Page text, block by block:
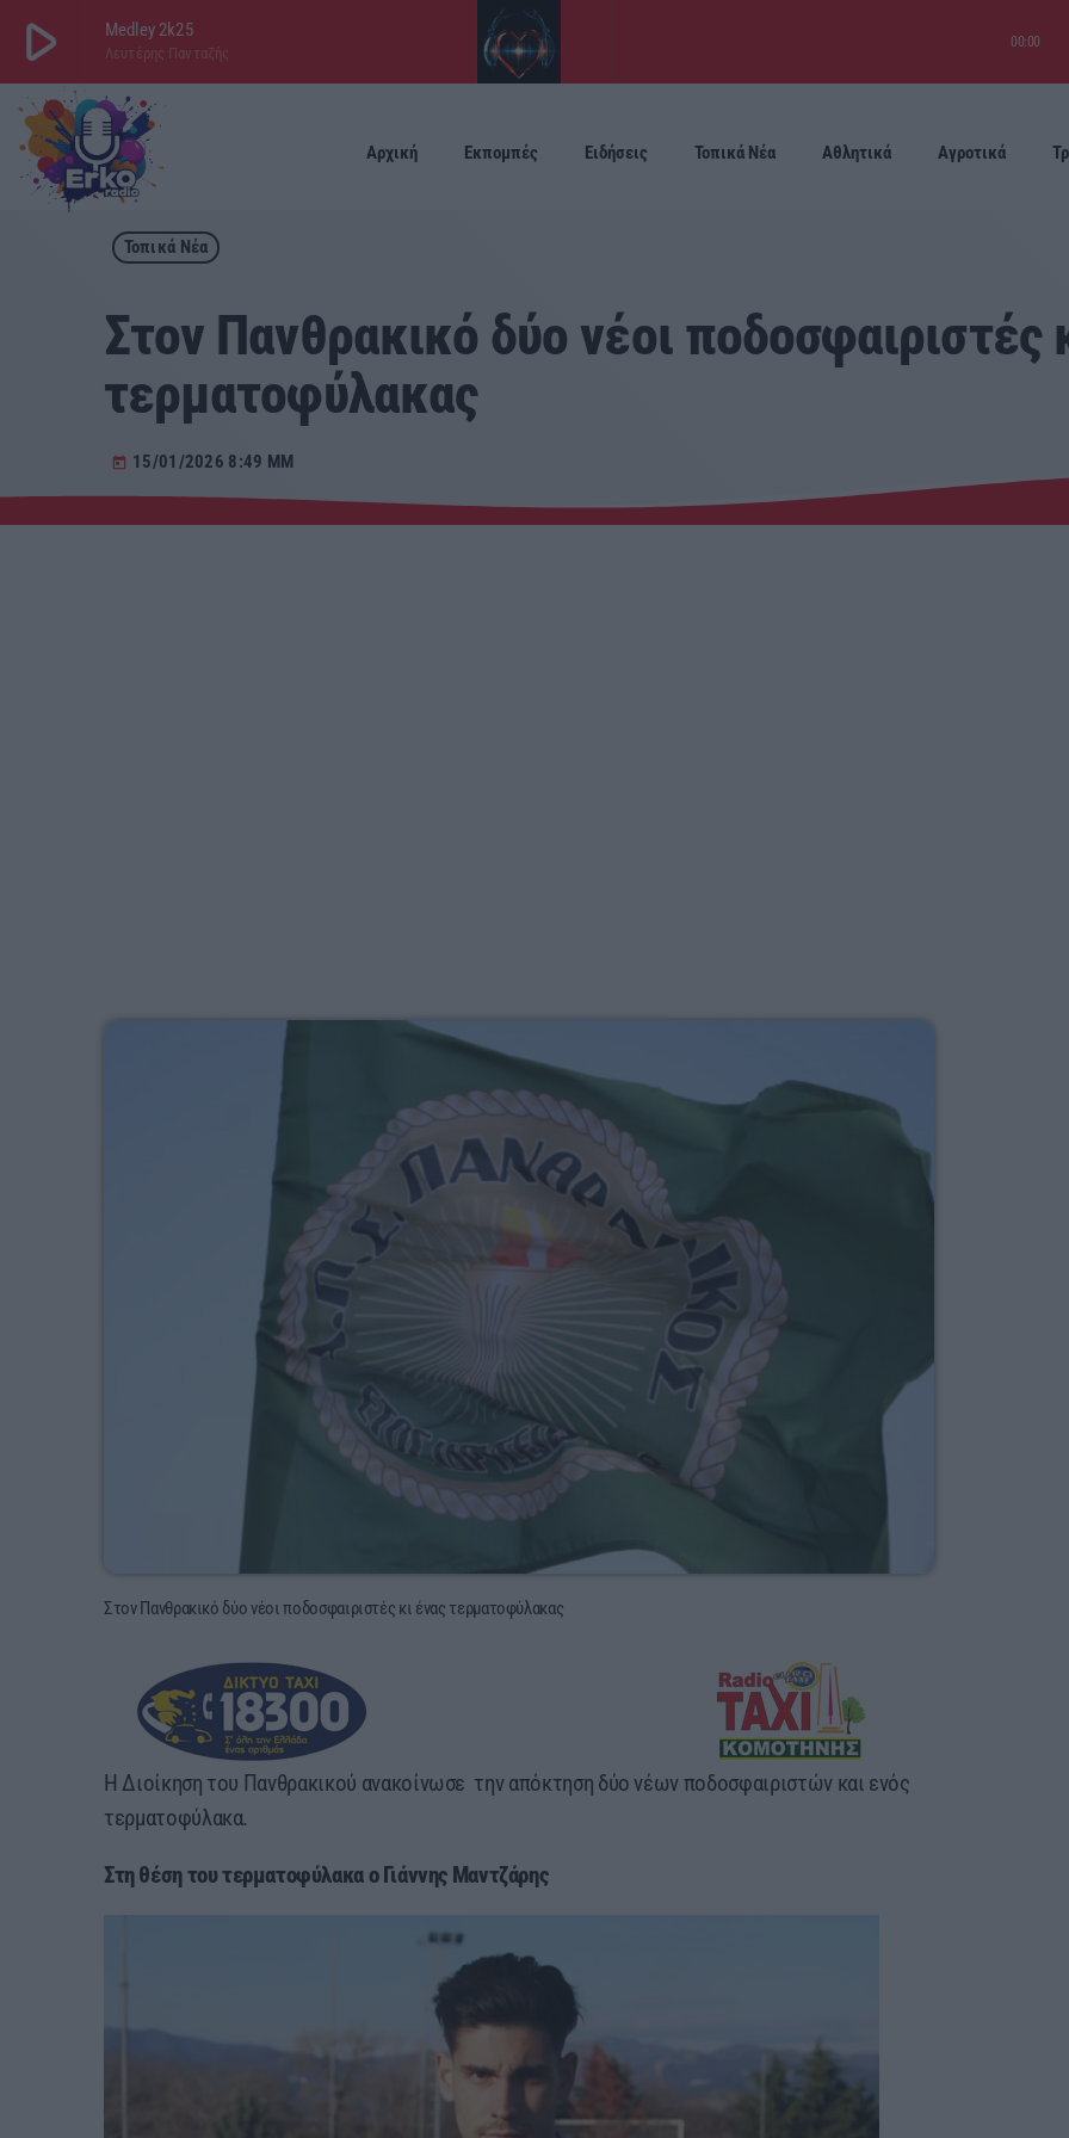
play_arrow Medley 2k25
Λευτέρης Πανταζής
00:00
play_arrow ΕΡΚΟ
LIVE
Αρχική Εκπομπές Ειδήσεις Τοπικά Νέα Αθλητικά Αγροτικά
Τοπικά Νέα
Στον Πανθρακικό δύο νέοι ποδοσφαιριστές
τερματοφύλακας
today 15/01/2026 8:49 ΜΜ
Στον Πανθρακικό δύο νέοι ποδοσφαιριστές κι ένας τερματοφύλακας
Η Διοίκηση του Πανθρακικού ανακοίνωσε την απόκτηση δύο νέων ποδοσφαιριστών και ενός
τερματοφύλακα.
Στη θέση του τερματοφύλακα ο Γιάννης Μαντζάρης